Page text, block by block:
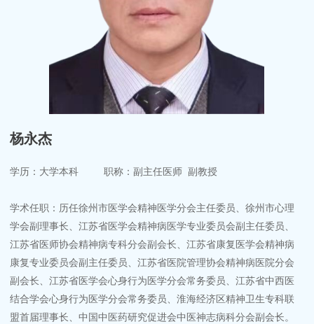
杨永杰
学历：大学本科 职称：副主任医师 副教授
学术任职：历任徐州市医学会精神医学分会主任委员、徐州市心理
学会副理事长、江苏省医学会精神病医学专业委员会副主任委员、
江苏省医师协会精神病专科分会副会长、江苏省康复医学会精神病
康复专业委员会副主任委员、江苏省医院管理协会精神病医院分会
副会长、江苏省医学会心身行为医学分会常务委员、江苏省中西医
结合学会心身行为医学分会常务委员、淮海经济区精神卫生专科联
盟首届理事长、中国中医药研究促进会中医神志病科分会副会长。